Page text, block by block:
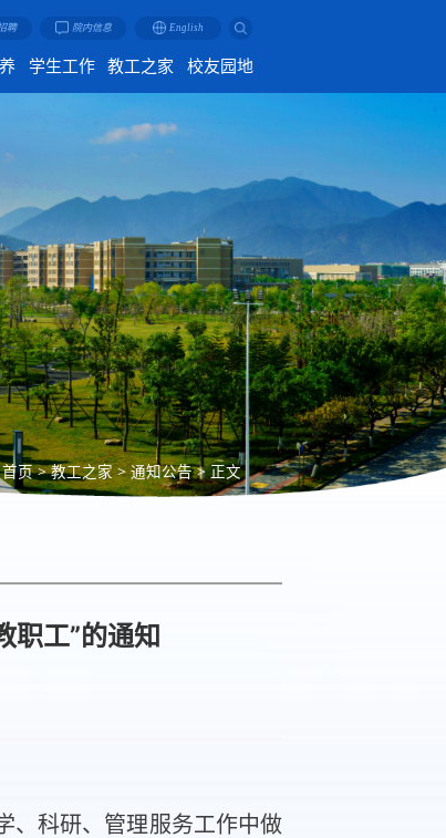
聘 院内信息 English
学生工作 教工之家 校友园地
首页>教工之家>通知公告>正文
职工”的通知
、科研、管理服务工作中做